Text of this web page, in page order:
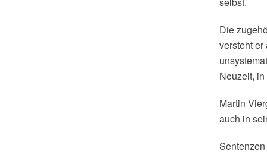
Die
versteht er
Neuzeit,
Martin
auch in